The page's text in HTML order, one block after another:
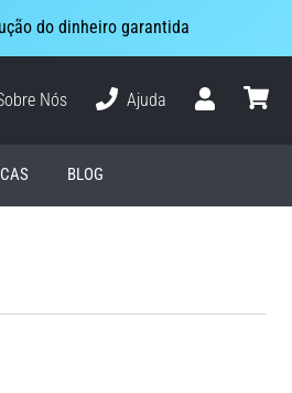
do dinheiro garantida
Nós
Ajuda
BLOG